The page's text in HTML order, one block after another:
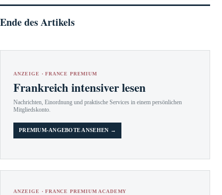
Ende des Artikels
ANZEIGE · FRANCE PREMIUM
Frankreich intensiver lesen
Nachrichten, Einordnung und praktische Services in einem persönlichen
Mitgliedskonto.
PREMIUM-ANGEBOTE ANSEHEN →
ANZEIGE · FRANCE PREMIUM ACADEMY